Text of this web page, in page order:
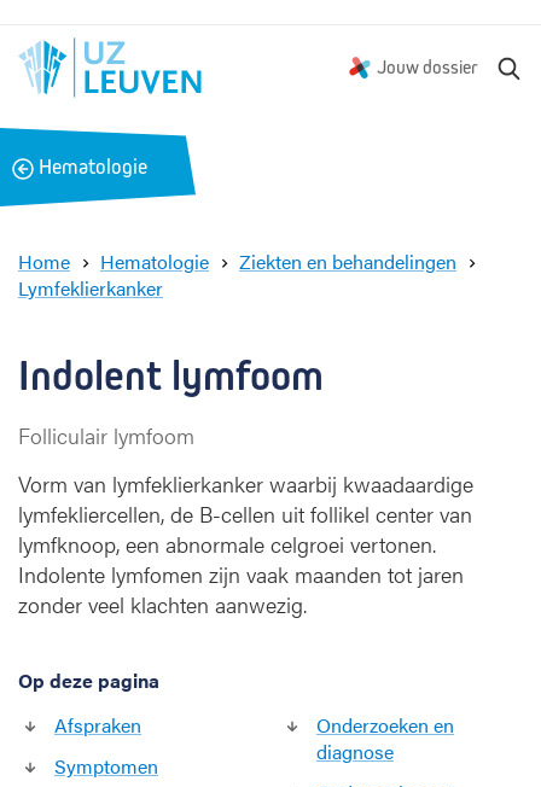
Jouw dossier
B
a
k
Hematologie
Home Hematologie
Ziekten en behandelingen
Lymfeklierkanker
d
o
e
t
l
y
m
f
Indolent lymfoom
Folliculair lymfoom
Vorm van lymfeklierkanker waarbij kwaadaardige
lymfekliercellen, de B-cellen uit follikel center van
lymfknoop, een abnormale celgroei vertonen.
Indolente lymfomen zijn vaak maanden tot jaren
zonder veel klachten aanwezig.
Op deze pagina
Afspraken
Symptomen
Onderzoeken en
diagnose